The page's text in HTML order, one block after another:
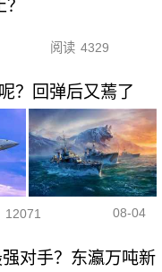
阅读 4329
？回弹后又蔫了
12071 08-04
对手？东瀛万吨新